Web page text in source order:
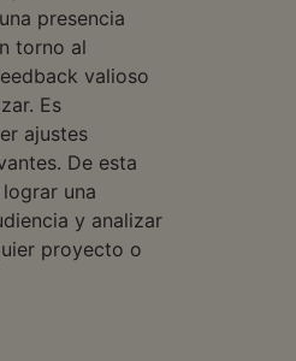
presencia
torno al
valioso
Es
ajustes
De esta
una
y analizar
proyecto o